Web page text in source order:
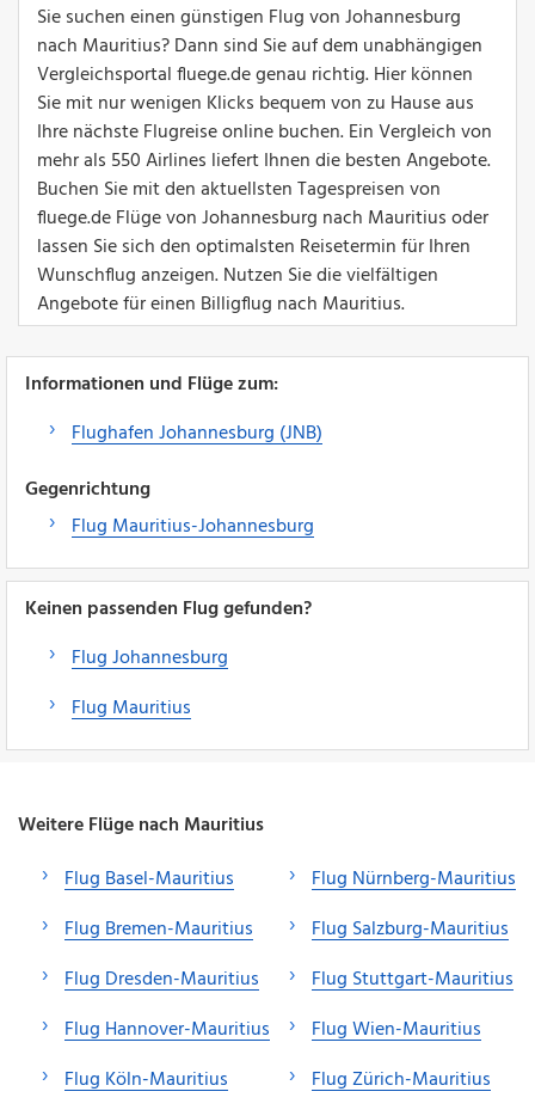
Sie suchen einen günstigen Flug von Johannesburg
nach Mauritius? Dann sind Sie auf dem unabhängigen
Vergleichsportal fluege.de genau richtig. Hier können
Sie mit nur wenigen Klicks bequem von zu Hause aus
Ihre nächste Flugreise online buchen. Ein Vergleich von
mehr als 550 Airlines liefert Ihnen die besten Angebote.
Buchen Sie mit den aktuellsten Tagespreisen von
fluege.de Flüge von Johannesburg nach Mauritius oder
lassen Sie sich den optimalsten Reisetermin für Ihren
Wunschflug anzeigen. Nutzen Sie die vielfältigen
Angebote für einen Billigflug nach Mauritius.
Informationen und Flüge zum:
Flughafen Johannesburg (JNB)
Gegenrichtung
Flug Mauritius-Johannesburg
Keinen passenden Flug gefunden?
Flug Johannesburg
Flug Mauritius
Weitere Flüge nach Mauritius
Flug Basel-Mauritius
Flug Bremen-Mauritius
Flug Dresden-Mauritius
Flug Hannover-Mauritius
Flug Köln-Mauritius
Flug Nürnberg-Mauritius
Flug Salzburg-Mauritius
Flug Stuttgart-Mauritius
Flug Wien-Mauritius
Flug Zürich-Mauritius